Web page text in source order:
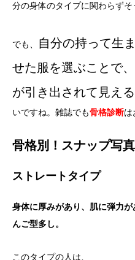
分の身体のタイプに関わらずそ
でも、
自分の持って生
せた服を選ぶことで
が引き出されて見える
いですね。雑誌でも骨格診断は
骨格別！スナップ写
ストレートタイプ
身体に厚みがあり、肌に弾力
んご型多し。
このタイプの人は、